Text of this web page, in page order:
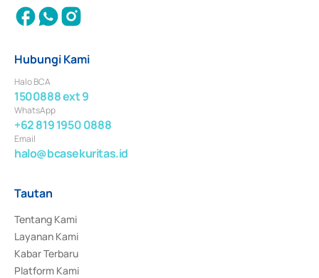
Hubungi Kami
Halo BCA
1500888 ext 9
WhatsApp
+62 819 1950 0888
Email
halo@bcasekuritas.id
Tautan
Tentang Kami
Layanan Kami
Kabar Terbaru
Platform Kami